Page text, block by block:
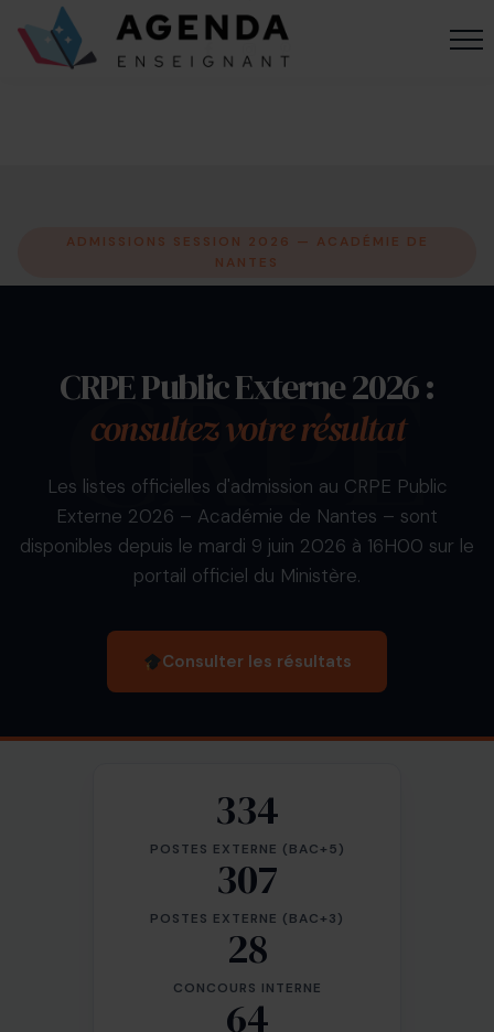
ADMISSIONS SESSION 2026 — ACADÉMIE DE
NANTES
CRPE Public Externe 2026 :
consultez votre résultat
Les listes officielles d'admission au CRPE Public
Externe 2026 – Académie de Nantes – sont
disponibles depuis le mardi 9 juin 2026 à 16H00 sur le
portail officiel du Ministère.
Consulter les résultats
334
POSTES EXTERNE (BAC+5)
307
POSTES EXTERNE (BAC+3)
28
CONCOURS INTERNE
64